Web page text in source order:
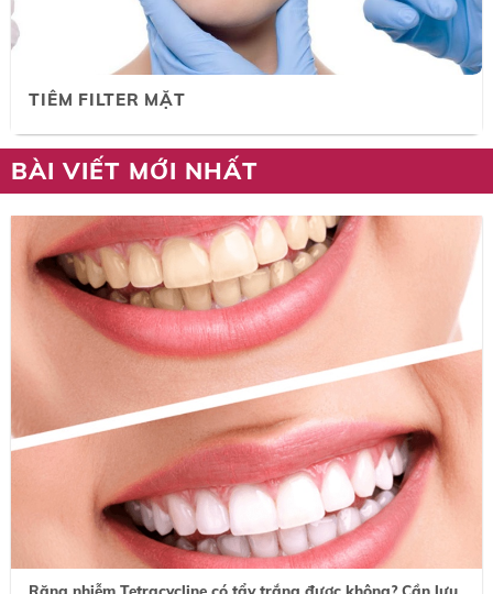
TIÊM FILTER MẶT
BÀI VIẾT MỚI NHẤT